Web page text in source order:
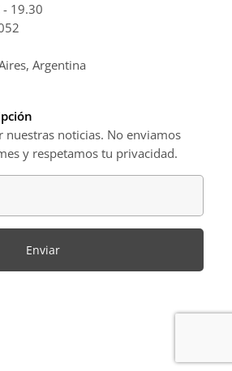
- 19.30
Argentina
nuestras noticias. No enviamos
y respetamos tu privacidad.